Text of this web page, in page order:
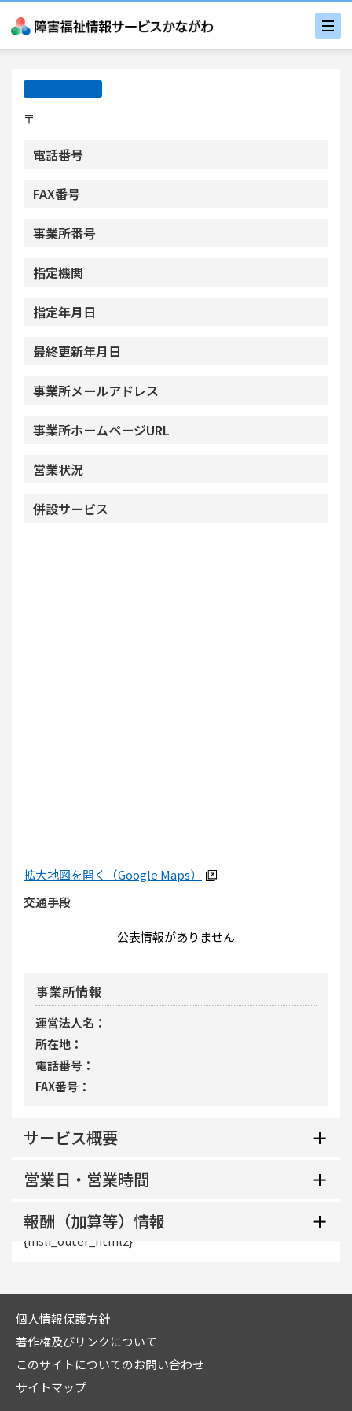
〒
電話番号
FAX番号
事業所番号
指定機関
指定年月日
最終更新年月日
事業所メールアドレス
事業所ホームページURL
営業状況
併設サービス
拡大地図を開く（Google Maps）
交通手段
公表情報がありません
事業所情報
運営法人名
所在地
電話番号
FAX番号
サービス概要
地域生活支援拠点等該当の有無
共生型サービス該当の有無
利用定員
サービス提供地域
概要・特色
営業日・営業時間
平日
日曜
祝日
報酬（加算等）情報
指定管理者制度適用区分
中核機能強化事業所加算
{msli_outer_html2}
個人情報保護方針
著作権及びリンクについて
このサイトについてのお問い合わせ
サイトマップ